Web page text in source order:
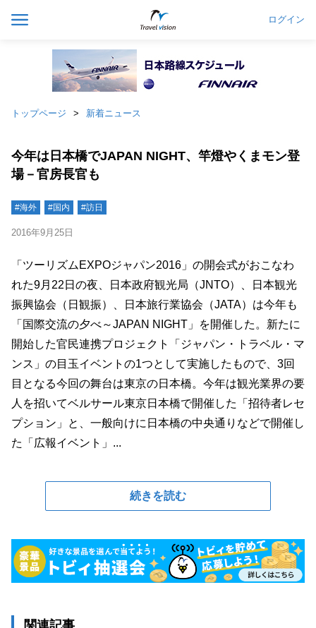
ログイン
トップページ 新着ニュース
今年は日本橋でJAPAN NIGHT、竿燈やくまモン登
場－官房長官も
#海外 #国内 #訪日
2016年9月25日
「ツーリズムEXPOジャパン2016」の開会式がおこなわ
れた9月22日の夜、日本政府観光局（JNTO）、日本観光
振興協会（日観振）、日本旅行業協会（JATA）は今年も
「国際交流の夕べ～JAPAN NIGHT」を開催した。新たに
開始した官民連携プロジェクト「ジャパン・トラベル・マ
ンス」の目玉イベントの1つとして実施したもので、3回
目となる今回の舞台は東京の日本橋。今年は観光業界の要
人を招いてベルサール東京日本橋で開催した「招待者レセ
プション」と、一般向けに日本橋の中央通りなどで開催し
た「広報イベント」...
続きを読む